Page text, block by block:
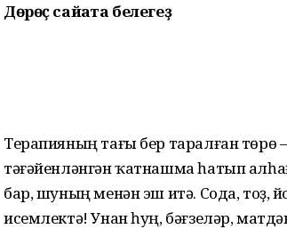
Дөрөҫ сайҡата белегеҙ
Терапияның тағы бер таралған
тәғәйенләнгән ҡатнашма һатып
бар, шуның менән эш итә. Сода, тоҙ,
исемлектә! Унан һуң, бәғзеләр,